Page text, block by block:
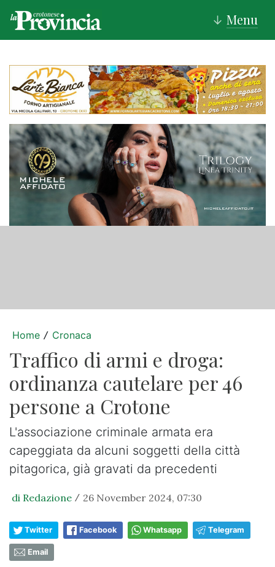
↓ Menu
Home / Cronaca
Traffico di armi e droga:
ordinanza cautelare per 46
persone a Crotone
L'associazione criminale armata era
capeggiata da alcuni soggetti della città
pitagorica, già gravati da precedenti
di Redazione / 26 November 2024, 07:30
Twitter Facebook Whatsapp Telegram
Email